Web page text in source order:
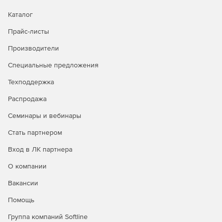
Каталог
Прайс-листы
Производители
Специальные предложения
Техподдержка
Распродажа
Семинары и вебинары
Стать партнером
Вход в ЛК партнера
О компании
Вакансии
Помощь
Группа компаний Softline